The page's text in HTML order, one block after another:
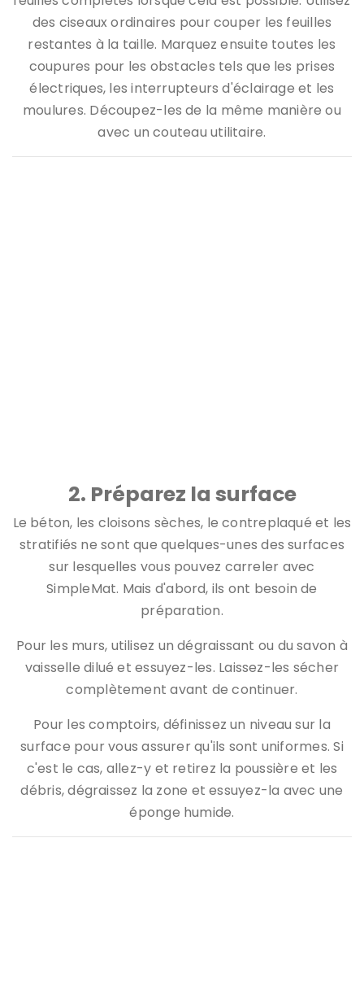
des ciseaux ordinaires pour couper les feuilles
restantes à la taille. Marquez ensuite toutes les
coupures pour les obstacles tels que les prises
électriques, les interrupteurs d'éclairage et les
moulures. Découpez-les de la même manière ou
avec un couteau utilitaire.
2. Préparez la surface
Le béton, les cloisons sèches, le contreplaqué et les
stratifiés ne sont que quelques-unes des surfaces
sur lesquelles vous pouvez carreler avec
SimpleMat. Mais d'abord, ils ont besoin de
préparation.
Pour les murs, utilisez un dégraissant ou du savon à
vaisselle dilué et essuyez-les. Laissez-les sécher
complètement avant de continuer.
Pour les comptoirs, définissez un niveau sur la
surface pour vous assurer qu'ils sont uniformes. Si
c'est le cas, allez-y et retirez la poussière et les
débris, dégraissez la zone et essuyez-la avec une
éponge humide.